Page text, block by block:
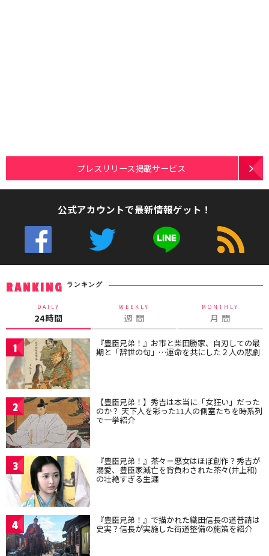
プレスリリース掲載サービス
公式アカウントで最新情報ゲット！
RANKING ランキング
DAILY
24時間
WEEKLY
週 間
MONTHLY
月 間
1 『豊臣兄弟！』お市と柴田勝家、自刃しての最
期と「辞世の句」…運命を共にした２人の悲劇
2 【豊臣兄弟！】秀吉は本当に「女狂い」だった
のか？ 天下人を彩った11人の側室たちを時系列
で一挙紹介
3 『豊臣兄弟！』茶々＝悪女はほぼ創作？秀吉が
溺愛、豊臣家滅亡を背負わされた茶々(井上和)
の壮絶すぎる生涯
4 『豊臣兄弟！』で描かれた織田信長の道普請は
史実？信長が実施した街道整備の施策を紹介